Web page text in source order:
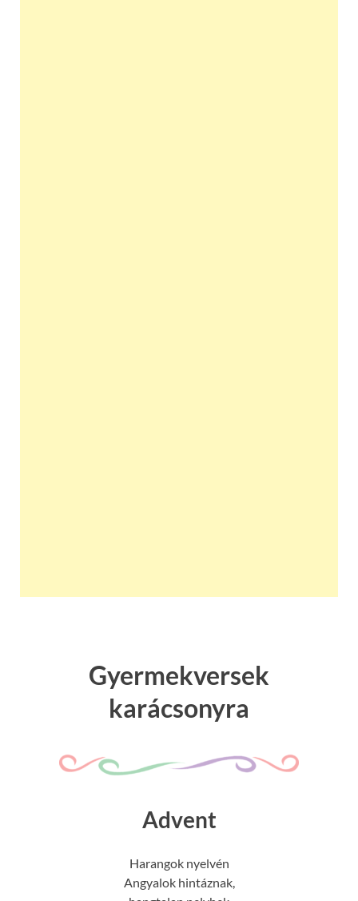
Gyermekversek
karácsonyra
Advent
Harangok nyelvén
Angyalok hintáznak,